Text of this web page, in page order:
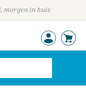
morgen in huis